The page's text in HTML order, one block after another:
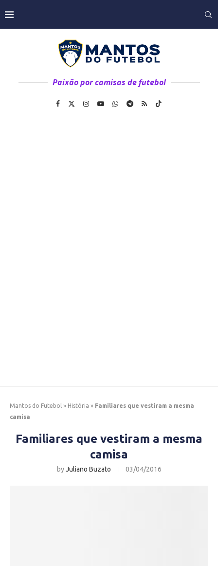
Paixão por camisas de futebol
Mantos do Futebol » História » Familiares que vestiram a mesma
camisa
Familiares que vestiram a mesma
camisa
byJuliano Buzato 03/04/2016